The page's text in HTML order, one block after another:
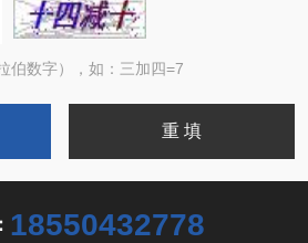
伯数字），如：三加四=7
18550432778